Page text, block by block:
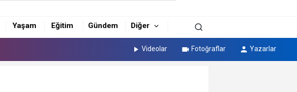
Yaşam Eğitim Gündem Diğer
Videolar Fotoğraflar Yazarlar